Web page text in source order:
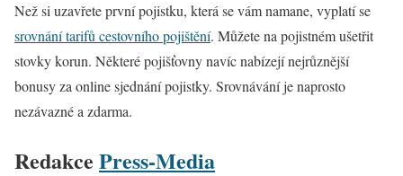
Než si uzavřete první pojistku, která se vám namane, vyplatí se
srovnání tarifů cestovního pojištění. Můžete na pojistném ušetřit
stovky korun. Některé pojišťovny navíc nabízejí nejrůznější
bonusy za online sjednání pojistky. Srovnávání je naprosto
nezávazné a zdarma.
Redakce Press-Media